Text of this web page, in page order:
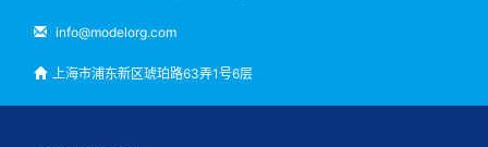
info@modelorg.com
上海市浦东新区琥珀路63弄1号6层